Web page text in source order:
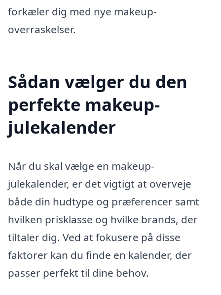
forkæler dig med nye makeup-
overraskelser.
Sådan vælger du den
perfekte makeup-
julekalender
Når du skal vælge en makeup-
julekalender, er det vigtigt at overveje
både din hudtype og præferencer samt
hvilken prisklasse og hvilke brands, der
tiltaler dig. Ved at fokusere på disse
faktorer kan du finde en kalender, der
passer perfekt til dine behov.